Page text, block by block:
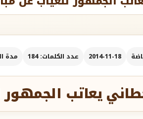
2014-11-18 عدد الكلمات: 184 مدة
يعاتب